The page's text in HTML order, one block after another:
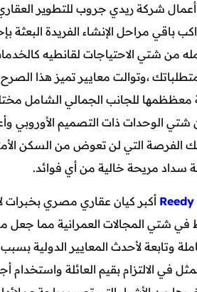
شركة ريدي جروب للتطوير
باقي مراحل الإنشاء الفريدة البعثة
من شتي الاحتياجات لقانطيه
،وتوالت معايير تميز هذا
للجانب الجمالي الشامل
الوحدات ذات التصميم الأوروبي
تلك الفرصة التي لن تعوض من السكن
سداد مريحة خالية من أي فوائد.
أكبر كيان عقاري مصري بخبرات
في شتي المجالات العمرانية مما
وتابعة لأحدث المعايير الدولية بسبب
في الالتزام بقيم العائلة واستخدام